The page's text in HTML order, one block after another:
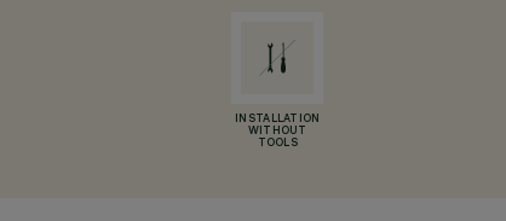
INSTALLATION
WITHOUT
TOOLS